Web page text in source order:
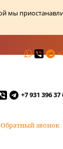
мы
+7 931 396 37
Обратный звонок